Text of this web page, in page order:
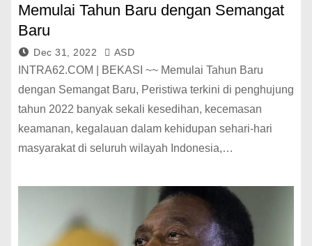
Memulai Tahun Baru dengan Semangat
Baru
Dec 31, 2022 ASD
INTRA62.COM | BEKASI ~~ Memulai Tahun Baru
dengan Semangat Baru, Peristiwa terkini di penghujung
tahun 2022 banyak sekali kesedihan, kecemasan
keamanan, kegalauan dalam kehidupan sehari-hari
masyarakat di seluruh wilayah Indonesia,…